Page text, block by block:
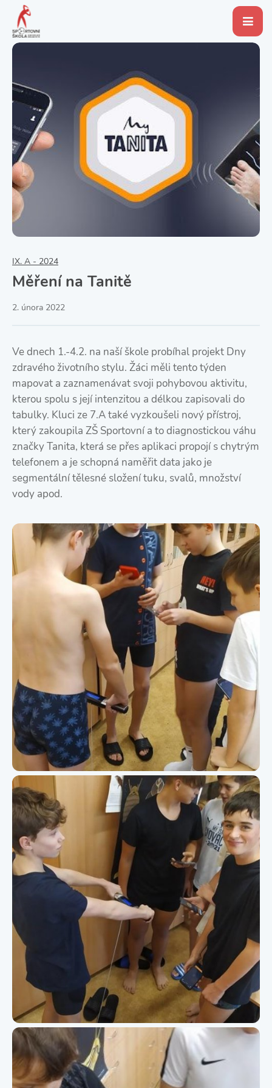
IX. A - 2024
Měření na Tanitě
2. února 2022
Ve dnech 1.-4.2. na naší škole probíhal projekt Dny
zdravého životního stylu. Žáci měli tento týden
mapovat a zaznamenávat svoji pohybovou aktivitu,
kterou spolu s její intenzitou a délkou zapisovali do
tabulky. Kluci ze 7.A také vyzkoušeli nový přístroj,
který zakoupila ZŠ Sportovní a to diagnostickou váhu
značky Tanita, která se přes aplikaci propojí s chytrým
telefonem a je schopná naměřit data jako je
segmentální tělesné složení tuku, svalů, množství
vody apod.